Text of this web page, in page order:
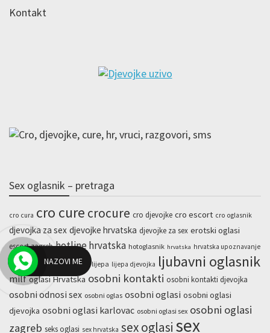
Kontakt
Sex oglasnik – pretraga
cro cura cro cure crocure cro djevojke cro escort cro oglasnik
djevojka za sex djevojke hrvatska djevojke za sex erotski oglasi
escort zagreb hotline hrvatska hotoglasnik hrvatska hrvatska upoznavanje
kurve split kurve zagreb lijepa lijepa djevojka ljubavni oglasnik
milf oglasi Hrvatska osobni kontakti osobni kontakti djevojka
osobni odnosi sex osobni oglas osobni oglasi osobni oglasi
djevojka osobni oglasi karlovac osobni oglasi sex osobni oglasi
zagreb seks oglasi sex hrvatska sex oglasi sex
NAZOVI ME